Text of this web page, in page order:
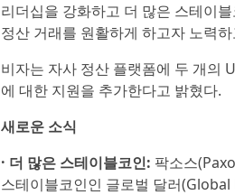
리더십을 강화하고 더 많은 스테이
정산 거래를 원활하게 하고자 노력
비자는 자사 정산 플랫폼에 두 개의
에 대한 지원을 추가한다고 밝혔다.
새로운 소식
· 더 많은 스테이블코인: 팍소스
스테이블코인인 글로벌 달러